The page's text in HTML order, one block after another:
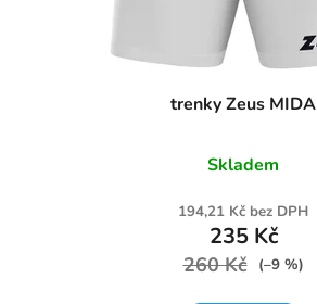
trenky Zeus MIDA
Skladem
194,21 Kč bez DPH
235 Kč
260 Kč (–9 %)